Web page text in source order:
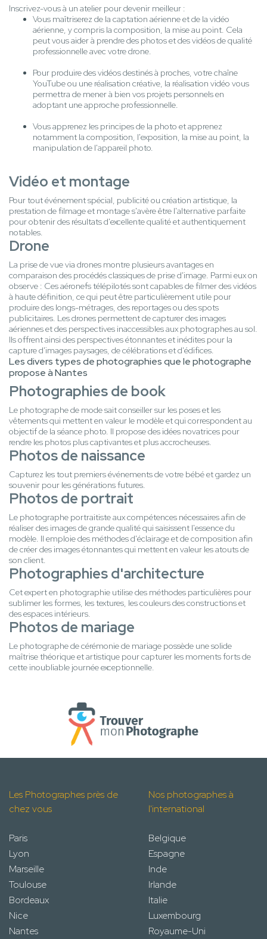
Inscrivez-vous à un atelier pour devenir meilleur :
Vous maîtriserez de la captation aérienne et de la vidéo
aérienne, y compris la composition, la mise au point. Cela
peut vous aider à prendre des photos et des vidéos de qualité
professionnelle avec votre drone.
Pour produire des vidéos destinés à proches, votre chaîne
YouTube ou une réalisation créative, la réalisation vidéo vous
permettra de mener à bien vos projets personnels en
adoptant une approche professionnelle.
Vous apprenez les principes de la photo et apprenez
notamment la composition, l'exposition, la mise au point, la
manipulation de l'appareil photo.
Vidéo et montage
Pour tout événement spécial, publicité ou création artistique, la
prestation de filmage et montage s'avère être l'alternative parfaite
pour obtenir des résultats d'excellente qualité et authentiquement
notables.
Drone
La prise de vue via drones montre plusieurs avantages en
comparaison des procédés classiques de prise d'image. Parmi eux on
observe : Ces aéronefs télépilotés sont capables de filmer des vidéos
à haute définition, ce qui peut être particulièrement utile pour
produire des longs-métrages, des reportages ou des spots
publicitaires. Les drones permettent de capturer des images
aériennes et des perspectives inaccessibles aux photographes au sol.
Ils offrent ainsi des perspectives étonnantes et inédites pour la
capture d'images paysages, de célébrations et d'édifices.
Les divers types de photographies que le photographe
propose à Nantes
Photographies de book
Le photographe de mode sait conseiller sur les poses et les
vêtements qui mettent en valeur le modèle et qui correspondent au
objectif de la séance photo. Il propose des idées novatrices pour
rendre les photos plus captivantes et plus accrocheuses.
Photos de naissance
Capturez les tout premiers événements de votre bébé et gardez un
souvenir pour les générations futures.
Photos de portrait
Le photographe portraitiste aux compétences nécessaires afin de
réaliser des images de grande qualité qui saisissent l'essence du
modèle. Il emploie des méthodes d'éclairage et de composition afin
de créer des images étonnantes qui mettent en valeur les atouts de
son client.
Photographies d'architecture
Cet expert en photographie utilise des méthodes particulières pour
sublimer les formes, les textures, les couleurs des constructions et
des espaces intérieurs.
Photos de mariage
Le photographe de cérémonie de mariage possède une solide
maîtrise théorique et artistique pour capturer les moments forts de
cette inoubliable journée exceptionnelle.
Les Photographes près de
chez vous
Paris
Lyon
Marseille
Toulouse
Bordeaux
Nice
Nantes
Nos photographes à
l'international
Belgique
Espagne
Inde
Irlande
Italie
Luxembourg
Royaume-Uni